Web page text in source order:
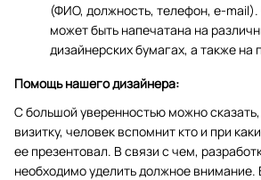
(ФИО, должность, телефон, e-mail).
может быть напечатана на
дизайнерских бумагах, а также на
Помощь нашего дизайнера:
С большой уверенностью можно сказать,
визитку, человек вспомнит кто и при
ее презентовал. В связи с чем,
необходимо уделить должное внимание.